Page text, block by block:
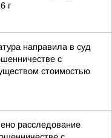
г
направила в суд
с
стоимостью
расследование